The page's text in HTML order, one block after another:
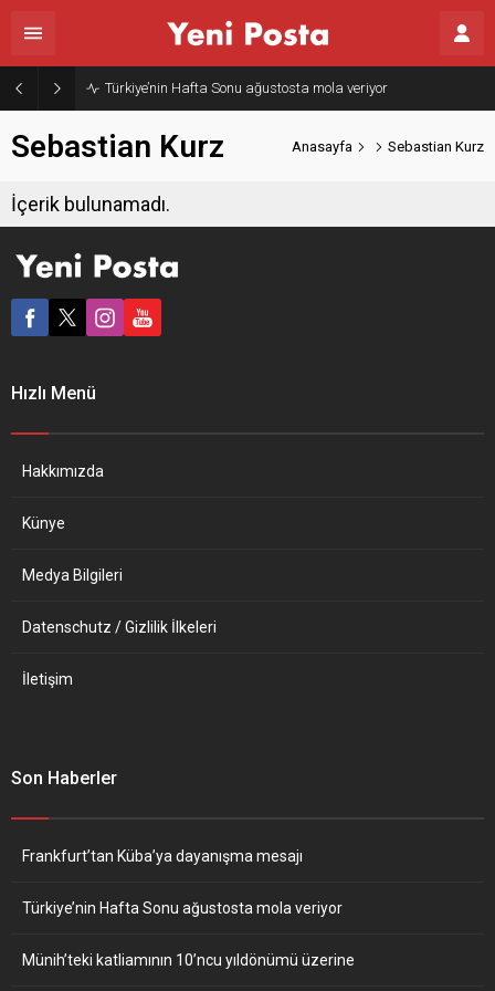
Türkiye’nin Hafta Sonu ağustosta mola veriyor
Sebastian Kurz Anasayfa Sebastian Kurz
İçerik bulunamadı.
Hızlı Menü
Hakkımızda
Künye
Medya Bilgileri
Datenschutz / Gizlilik İlkeleri
İletişim
Son Haberler
Frankfurt’tan Küba’ya dayanışma mesajı
Türkiye’nin Hafta Sonu ağustosta mola veriyor
Münih’teki katliamının 10’ncu yıldönümü üzerine